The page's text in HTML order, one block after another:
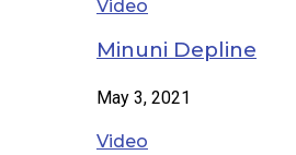
Video
Minuni Depline
May 3, 2021
Video